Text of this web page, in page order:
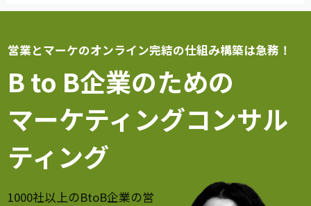
営業とマーケのオンライン完結の仕組み構築は急務！
B to B企業のための
マーケティングコンサル
ティング
1000社以上のBtoB企業の営